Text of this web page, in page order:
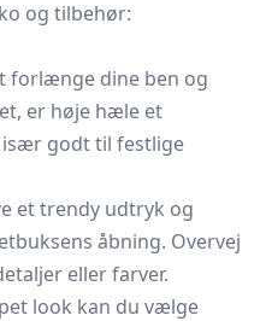
og tilbehør:
forlænge dine ben og
er høje hæle et
især godt til festlige
et trendy udtryk og
åbning. Overvej
eller farver.
look kan du vælge